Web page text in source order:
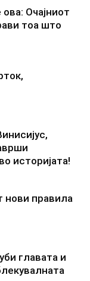
Очајниот
тоа што
историјата!
нови правила
главата и